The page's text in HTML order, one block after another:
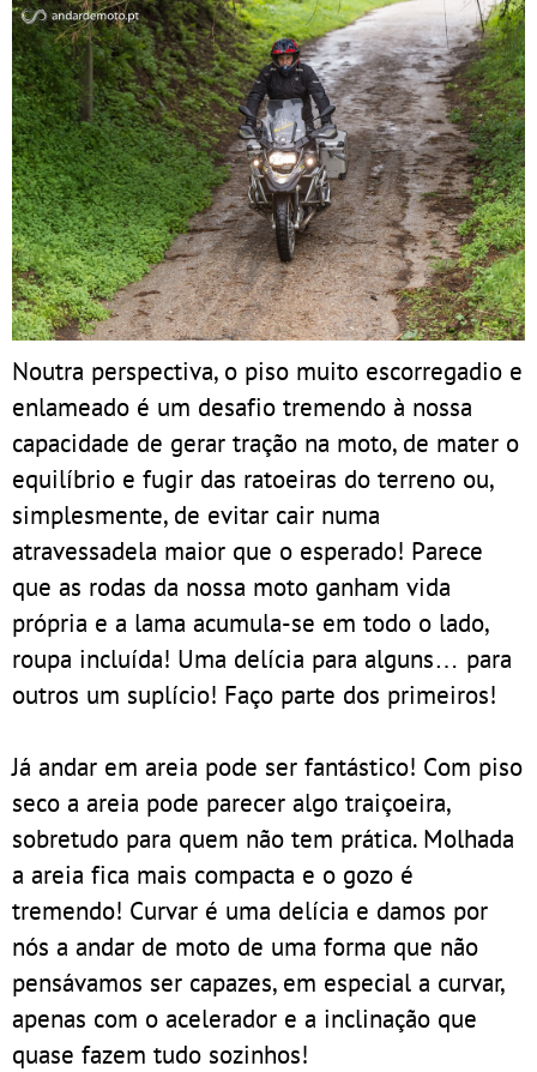
Noutra perspectiva, o piso muito escorregadio e
enlameado é um desafio tremendo à nossa
capacidade de gerar tração na moto, de mater o
equilíbrio e fugir das ratoeiras do terreno ou,
simplesmente, de evitar cair numa
atravessadela maior que o esperado! Parece
que as rodas da nossa moto ganham vida
própria e a lama acumula-se em todo o lado,
roupa incluída! Uma delícia para alguns… para
outros um suplício! Faço parte dos primeiros!
Já andar em areia pode ser fantástico! Com piso
seco a areia pode parecer algo traiçoeira,
sobretudo para quem não tem prática. Molhada
a areia fica mais compacta e o gozo é
tremendo! Curvar é uma delícia e damos por
nós a andar de moto de uma forma que não
pensávamos ser capazes, em especial a curvar,
apenas com o acelerador e a inclinação que
quase fazem tudo sozinhos!